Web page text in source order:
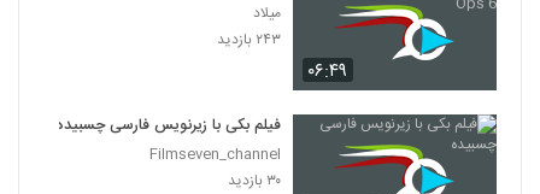
۰۶:۴۹
میلاد
۲۴۳ بازدید
فیلم بکی با زیرنویس فارسی چسبیده
Filmseven_channel
۳۰ بازدید